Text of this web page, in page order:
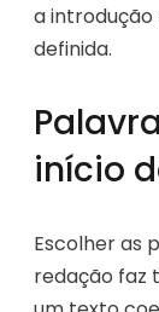
a
definida.
início
Escolher as
redação faz